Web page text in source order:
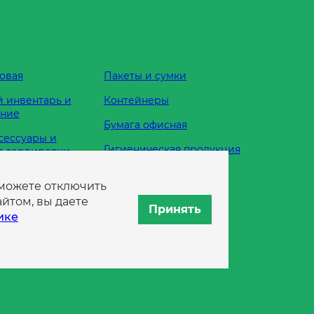
инвентарь и
и
сервировки
Пакеты и сумки
Контейнеры
Бумага офисная
Гигиеническая продукция
отключить
вы даете
Принять